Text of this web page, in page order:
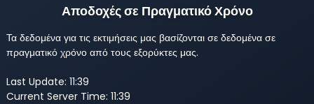
Αποδοχές σε Πραγματικό Χρόνο
Τα δεδομένα για τις εκτιμήσεις μας βασίζονται σε δεδομένα σε
πραγματικό χρόνο από τους εξορύκτες μας.
Last Update: 11:39
Current Server Time: 11:39